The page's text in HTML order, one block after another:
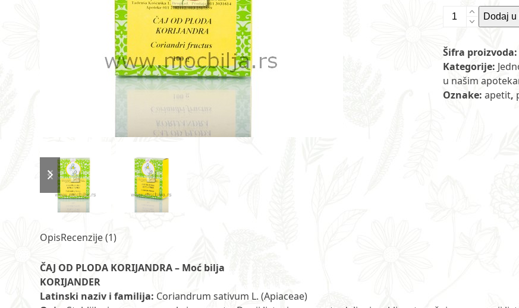
previous
slide
next
slide
Čaj
korijandra
100
g
ET
Dodaj u
Šifra proizvoda:
Kategorije:
u našim
Oznake: apetit,
OpisRecenzije (1)
ČAJ OD PLODA KORIJANDRA – Moć bilja
KORIJANDER
Latinski naziv i familija: Coriandrum sativum L. (Apiaceae)